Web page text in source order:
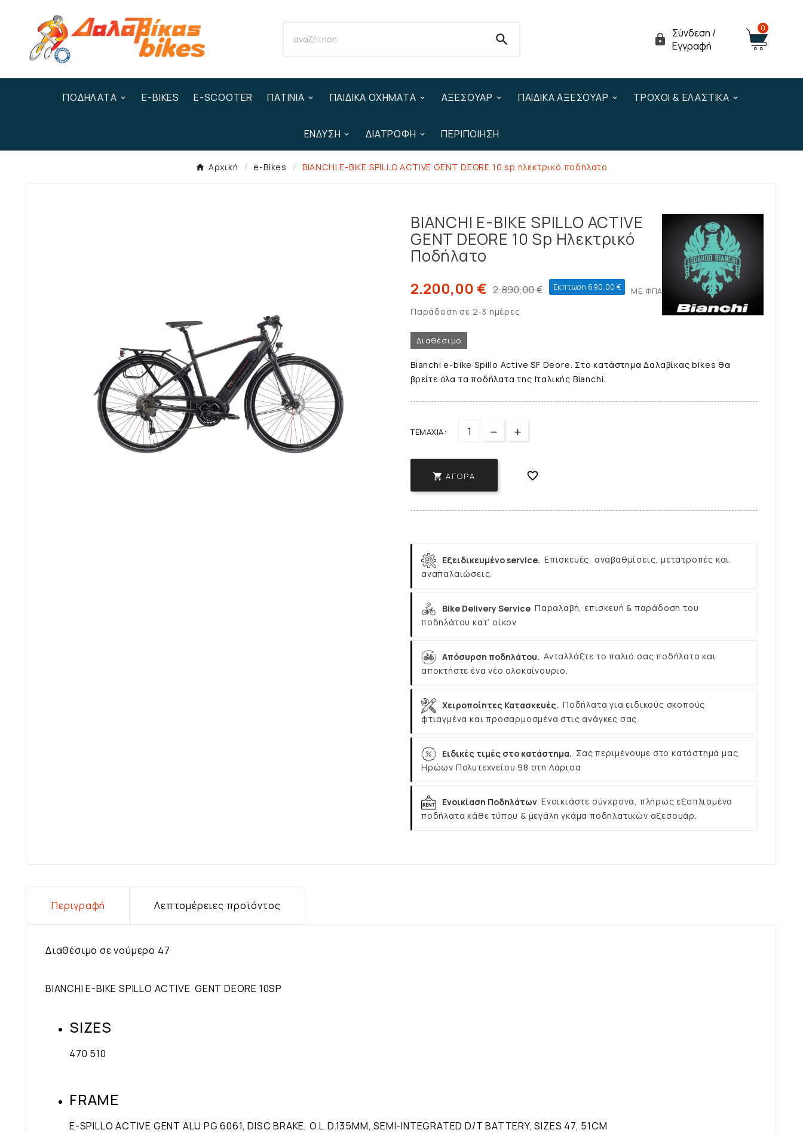
  Σύνδεση /
Εγγραφή
0
ΠΟΔΉΛΑΤΑ E-BIKES E-SCOOTER ΠΑΤΊΝΙΑ ΠΑΙΔΙΚΆ ΟΧΉΜΑΤΑ ΑΞΕΣΟΥΆΡ ΠΑΙΔΙΚΆ ΑΞΕΣΟΥΆΡ ΤΡΟΧΟΊ & ΕΛΑΣΤΙΚΆ
ΈΝΔΥΣΗ ΔΙΑΤΡΟΦΉ ΠΕΡΙΠΟΊΗΣΗ
Αρχική e-Bikes BIANCHI E-BIKE SPILLO ACTIVE GENT DEORE 10 sp ηλεκτρικό ποδήλατο
BIANCHI E-BIKE SPILLO ACTIVE
GENT DEORE 10 Sp Ηλεκτρικό
Ποδήλατο
2.200,00 € 2.890,00 € Έκπτωση 690,00 € ΜΕ ΦΠΑ
Παράδοση σε 2-3 ημέρες
Διαθέσιμο
Bianchi e-bike Spillo Active SF Deore. Στο κατάστημα Δαλαβίκας bikes θα
βρείτε όλα τα ποδήλατα της Ιταλικής Bianchi.
ΤΕΜΆΧΙΑ:
 ΑΓΟΡΆ 
Εξειδικευμένο service. Επισκευές, αναβαθμίσεις, μετατροπές και
αναπαλαιώσεις.
Bike Delivery Service Παραλαβή, επισκευή & παράδοση του
ποδηλάτου κατ’ οίκον
Απόσυρση ποδηλάτου. Ανταλλάξτε το παλιό σας ποδήλατο και
αποκτήστε ένα νέο ολοκαίνουριο.
Χειροποίητες Κατασκευές. Ποδήλατα για ειδικούς σκοπούς
φτιαγμένα και προσαρμοσμένα στις ανάγκες σας.
Ειδικές τιμές στο κατάστημα. Σας περιμένουμε στο κατάστημά μας
Ηρώων Πολυτεχνείου 98 στη Λάρισα
Ενοικίαση Ποδηλάτων Ενοικιάστε σύγχρονα, πλήρως εξοπλισμένα
ποδήλατα κάθε τύπου & μεγάλη γκάμα ποδηλατικών αξεσουάρ.
Περιγραφή Λεπτομέρειες προϊόντος
Διαθέσιμο σε νούμερο 47
BIANCHI E-BIKE SPILLO ACTIVE GENT DEORE 10SP
SIZES
470 510
FRAME
E-SPILLO ACTIVE GENT ALU PG 6061, DISC BRAKE, O.L.D.135MM, SEMI-INTEGRATED D/T BATTERY, SIZES 47, 51CM